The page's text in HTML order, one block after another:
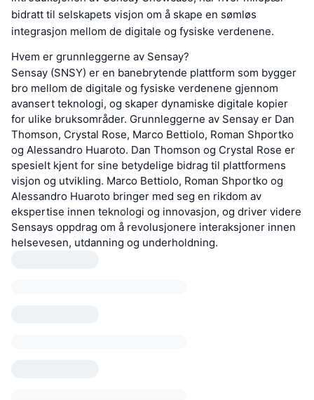
bidratt til selskapets visjon om å skape en sømløs
integrasjon mellom de digitale og fysiske verdenene.
Hvem er grunnleggerne av Sensay?
Sensay (SNSY) er en banebrytende plattform som bygger
bro mellom de digitale og fysiske verdenene gjennom
avansert teknologi, og skaper dynamiske digitale kopier
for ulike bruksområder. Grunnleggerne av Sensay er Dan
Thomson, Crystal Rose, Marco Bettiolo, Roman Shportko
og Alessandro Huaroto. Dan Thomson og Crystal Rose er
spesielt kjent for sine betydelige bidrag til plattformens
visjon og utvikling. Marco Bettiolo, Roman Shportko og
Alessandro Huaroto bringer med seg en rikdom av
ekspertise innen teknologi og innovasjon, og driver videre
Sensays oppdrag om å revolusjonere interaksjoner innen
helsevesen, utdanning og underholdning.